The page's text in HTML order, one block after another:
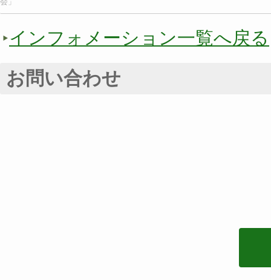
インフォメーション一覧へ戻る
お問い合わせ